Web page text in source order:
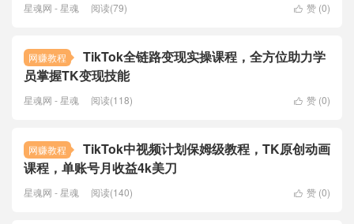
 赞 (0)
星魂网 - 星魂 阅读(79)
网赚教程
TikTok全链路变现实操课程，全方位助力学
员掌握TK变现技能
 赞 (0)
星魂网 - 星魂 阅读(118)
网赚教程
TikTok中视频计划保姆级教程，TK原创动画
课程，单账号月收益4k美刀
 赞 (0)
星魂网 - 星魂 阅读(140)